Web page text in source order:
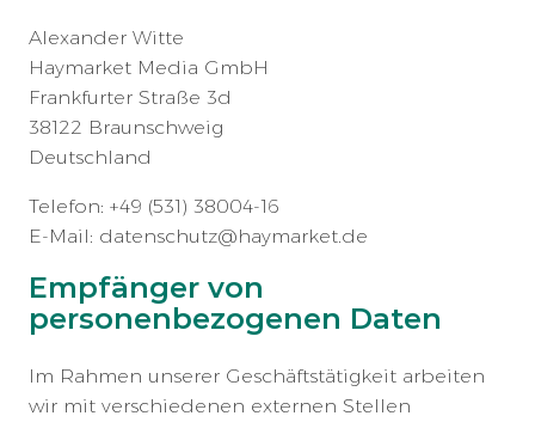
Alexander Witte
Haymarket Media GmbH
Frankfurter Straße 3d
38122 Braunschweig
Deutschland
Telefon: +49 (531) 38004-16
E-Mail: datenschutz@haymarket.de
Empfänger von
personenbezogenen Daten
Im Rahmen unserer Geschäftstätigkeit arbeiten
wir mit verschiedenen externen Stellen